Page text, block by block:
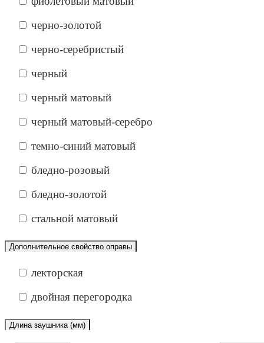
черно-золотой
черно-серебристый
черный
черный матовый
черный матовый-серебро
темно-синий матовый
бледно-розовый
бледно-золотой
стальной матовый
Дополнительное свойство оправы
лекторская
двойная перегородка
Длина заушника (мм)